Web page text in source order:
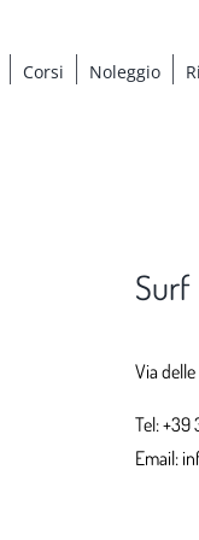
Corsi Noleggio
Surf
Via
Tel:+39
Email: